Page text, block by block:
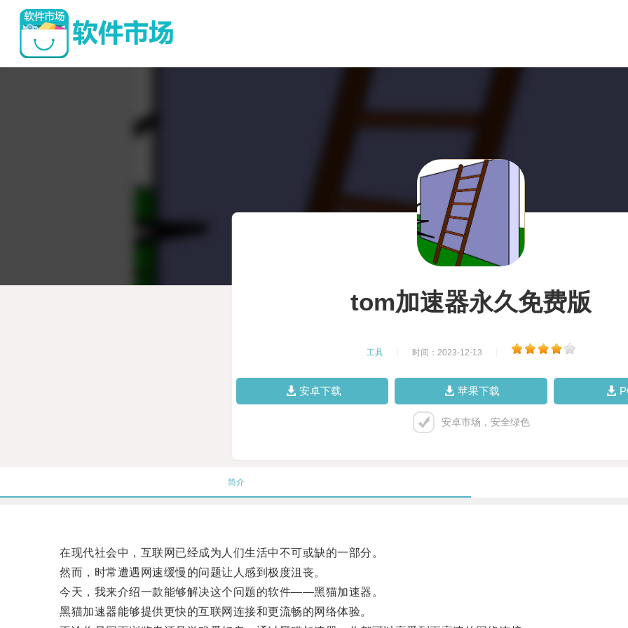
tom加速器永久免费版
工具 时间：2023-12-13
安卓下载 苹果下载
安卓市场，安全绿色
简介
在现代社会中，互联网已经成为人们生活中不可或缺的一部分。
然而，时常遭遇网速缓慢的问题让人感到极度沮丧。
今天，我来介绍一款能够解决这个问题的软件——黑猫加速器。
黑猫加速器能够提供更快的互联网连接和更流畅的网络体验。